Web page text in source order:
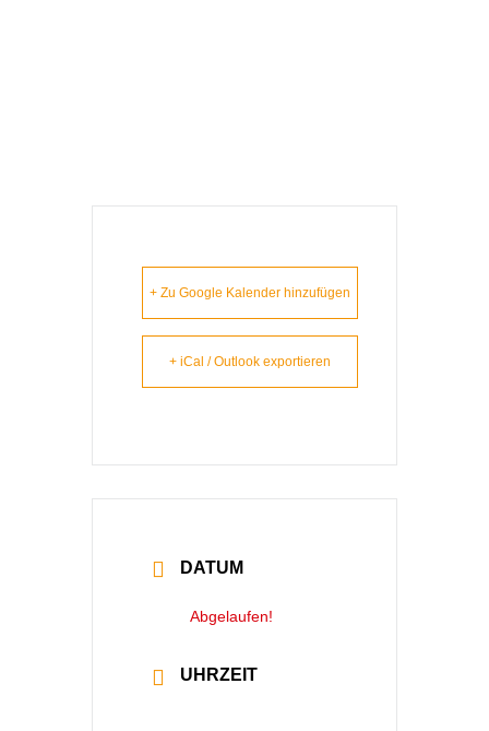
+ Zu Google Kalender hinzufügen
+ iCal / Outlook exportieren
DATUM
Abgelaufen!
UHRZEIT